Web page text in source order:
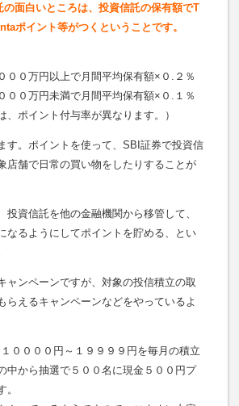
面白いところは、投資信託の保有額でT
ポイント等がつくということです。
００万円以上で月間平均保有額×０.２％
００万円未満で月間平均保有額×０.１％
、ポイント付与率が異なります。）
す。ポイントを使って、SBI証券で投資信
店舗で日常の買い物をしたりすることが
投資信託を他の金融機関から移管して、
なるようにしてポイントを貯める、とい
ャンペーンですが、対象の投信積立の取
らえるキャンペーンなどをやっているよ
００００円～１９９９９円を毎月の積立
中から抽選で５００名に現金５００円プ
。